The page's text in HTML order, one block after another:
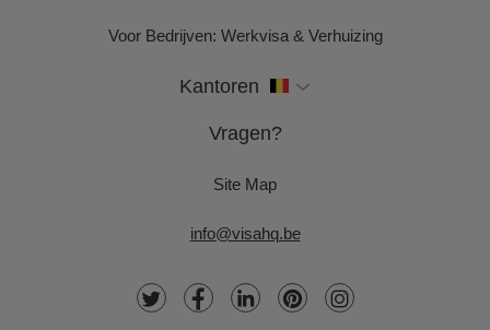
Voor Bedrijven: Werkvisa & Verhuizing
Kantoren
Vragen?
Site Map
info@visahq.be